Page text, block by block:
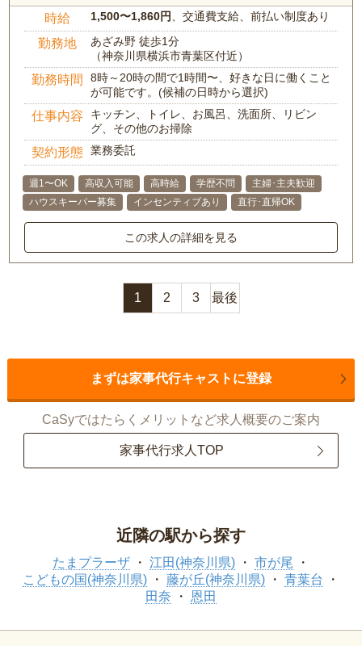
時給 1,500〜1,860円 、交通費支給、前払い制度あり
勤務地
あざみ野 徒歩1分
（神奈川県横浜市青葉区付近）
勤務時間
8時～20時の間で1時間〜、好きな日に働くこと
が可能です。(候補の日時から選択)
仕事内容
キッチン、トイレ、お風呂、洗面所、リビン
グ、その他のお掃除
契約形態 業務委託
週1〜OK 高収入可能 高時給 学歴不問
主婦･主夫歓迎
ハウスキーパー募集
インセンティブあり 直行･直帰OK
この求人の詳細を見る
1 2 3 最後
まずは家事代行キャストに登録
CaSyではたらくメリットなど求人概要のご案内
家事代行求人TOP
近隣の駅から探す
たまプラーザ 江田(神奈川県)
市が尾
こどもの国(神奈川県)
藤が丘(神奈川県)
青葉台
田奈
恩田